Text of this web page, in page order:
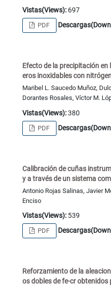
Vistas(Views):697
PDF
Efecto de la precipitación
eros inoxidables con
Maribel L. Saucedo Muñoz,
Dorantes Rosales, Víctor M.
Vistas(Views):380
PDF
Calibración de cuñas
y a través de un sistema
Antonio Rojas Salinas, Javier
Enciso
Vistas(Views):539
PDF
Reforzamiento de la
os dobles de fe-cr obtenidos